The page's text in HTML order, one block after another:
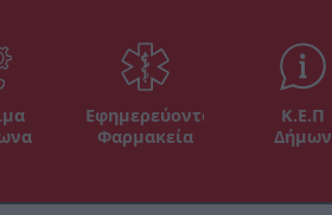
Εφημερεύοντα
Φαρμακεία
Κ.Ε.Π
Δήμων